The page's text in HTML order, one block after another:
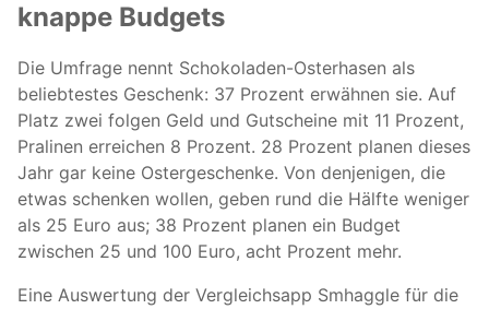
knappe Budgets
Die Umfrage nennt Schokoladen-Osterhasen als
beliebtestes Geschenk: 37 Prozent erwähnen sie. Auf
Platz zwei folgen Geld und Gutscheine mit 11 Prozent,
Pralinen erreichen 8 Prozent. 28 Prozent planen dieses
Jahr gar keine Ostergeschenke. Von denjenigen, die
etwas schenken wollen, geben rund die Hälfte weniger
als 25 Euro aus; 38 Prozent planen ein Budget
zwischen 25 und 100 Euro, acht Prozent mehr.
Eine Auswertung der Vergleichsapp Smhaggle für die